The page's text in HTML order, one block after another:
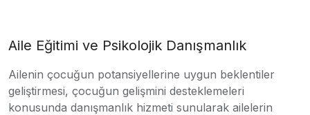
Aile Eğitimi ve Psikolojik Danışmanlık
Ailenin çocuğun potansiyellerine uygun beklentiler
geliştirmesi, çocuğun gelişmini desteklemeleri
konusunda danışmanlık hizmeti sunularak ailelerin